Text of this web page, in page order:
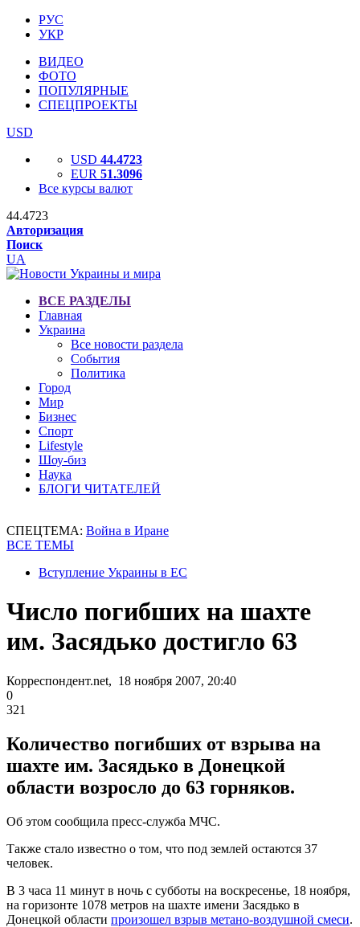
РУС
УКР
ВИДЕО
ФОТО
ПОПУЛЯРНЫЕ
СПЕЦПРОЕКТЫ
USD
USD 44.4723
EUR 51.3096
Все курсы валют
44.4723
Авторизация
Поиск
UA
ВСЕ РАЗДЕЛЫ
Главная
Украина
Все новости раздела
События
Политика
Город
Мир
Бизнес
Спорт
Lifestyle
Шоу-биз
Наука
БЛОГИ ЧИТАТЕЛЕЙ
СПЕЦТЕМА: Война в Иране
ВСЕ ТЕМЫ
Вступление Украины в ЕС
Число погибших на шахте
им. Засядько достигло 63
Корреспондент.net, 18 ноября 2007, 20:40
0
321
Количество погибших от взрыва на
шахте им. Засядько в Донецкой
области возросло до 63 горняков.
Об этом сообщила пресс-служба МЧС.
Также стало известно о том, что под землей остаются 37
человек.
В 3 часа 11 минут в ночь с субботы на воскресенье, 18 ноября,
на горизонте 1078 метров на шахте имени Засядько в
Донецкой области произошел взрыв метано-воздушной смеси.